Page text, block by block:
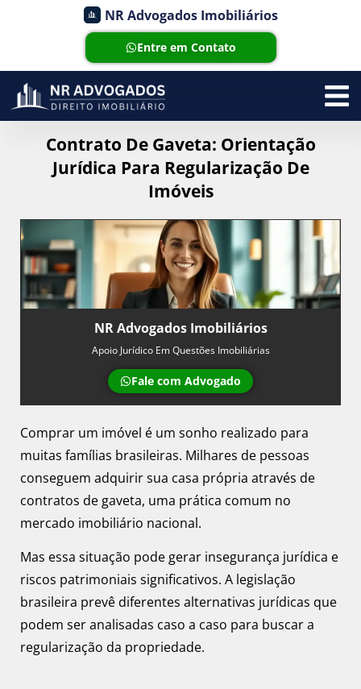
NR Advogados Imobiliários
Entre em Contato
Contrato De Gaveta: Orientação
Jurídica Para Regularização De
Imóveis
NR Advogados Imobiliários
Apoio Jurídico Em Questões Imobiliárias
Fale com Advogado
Comprar um imóvel é um sonho realizado para
muitas famílias brasileiras. Milhares de pessoas
conseguem adquirir sua casa própria através de
contratos de gaveta, uma prática comum no
mercado imobiliário nacional.
Mas essa situação pode gerar insegurança jurídica e
riscos patrimoniais significativos. A legislação
brasileira prevê diferentes alternativas jurídicas que
podem ser analisadas caso a caso para buscar a
regularização da propriedade.